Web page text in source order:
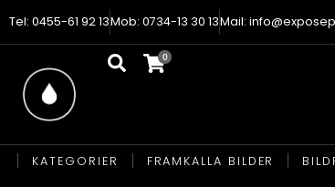
Tel: 0455-61 92 13Mob: 0734-13 30 13Mail:
KATEGORIER FRAMKALLA BILDER